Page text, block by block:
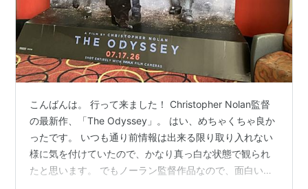
こんばんは。 行って来ました！ Christopher Nolan監督
の最新作、「The Odyssey」。 はい、めちゃくちゃ良か
ったです。 いつも通り前情報は出来る限り取り入れない
様に気を付けていたので、かなり真っ白な状態で観られ
たと思います。 でもノーラン監督作品なので、面白いだ